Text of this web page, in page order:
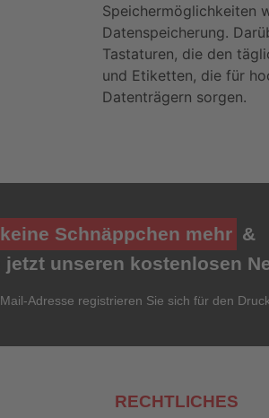
Speichermöglichkeiten
Datenspeicherung.
Tastaturen, die den
und Etiketten, die für
Datenträgern sorgen.
Schnäppchen mehr &
jetzt unseren kostenlosen
Adresse registrieren Sie sich für den
RECHTLICHES